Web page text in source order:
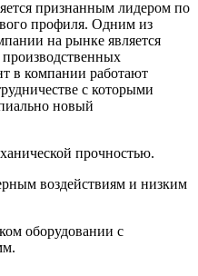
признанным лидером по
профиля. Одним из
на рынке является
в компании работают
с которыми
новый
прочностью.
воздействиям и низким
оборудовании с